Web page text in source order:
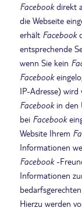
Facebookdirekt
die Webseite
erhält Facebook
entsprechende
wenn Sie kein
Facebook
IP-Adresse) wird
Facebook in den
bei Facebook
Website Ihrem
Informationen
Facebook-
Informationen
Hierzu werden